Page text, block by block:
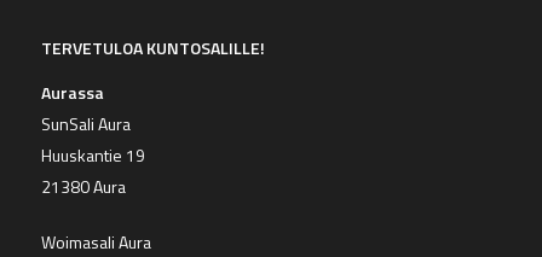
TERVETULOA KUNTOSALILLE!
Aurassa
SunSali Aura
Huuskantie 19
21380 Aura
Woimasali Aura